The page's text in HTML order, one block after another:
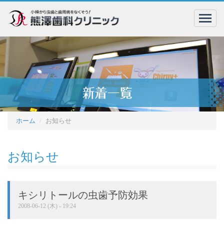
menu
ホーム お知らせ
お知らせ
キシリトールの虫歯予防効果
2008-06-12 (木) - 19:24